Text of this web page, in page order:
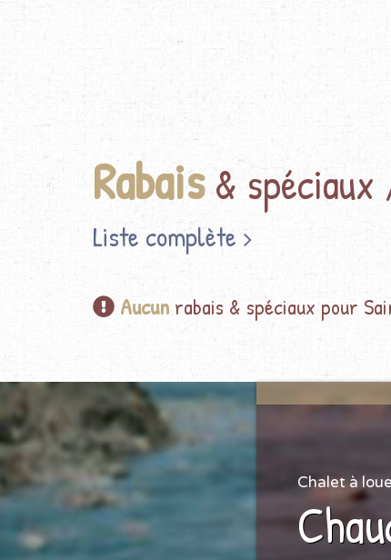
Rabais& spéciaux
Liste complète
Aucun rabais & spéciaux pour
Chalet à